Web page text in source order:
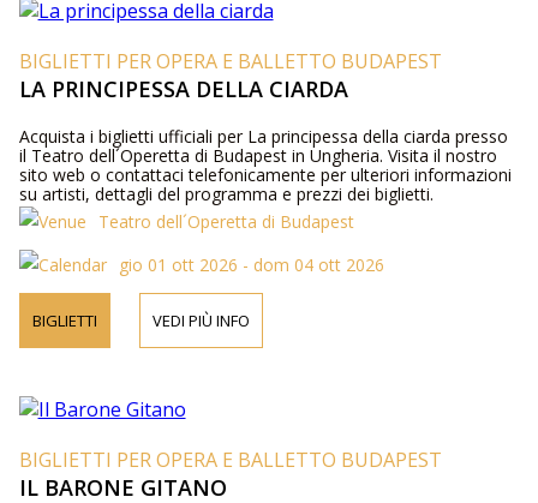
BIGLIETTI PER OPERA E BALLETTO BUDAPEST
LA PRINCIPESSA DELLA CIARDA
Acquista i biglietti ufficiali per La principessa della ciarda presso
il Teatro dell´Operetta di Budapest in Ungheria. Visita il nostro
sito web o contattaci telefonicamente per ulteriori informazioni
su artisti, dettagli del programma e prezzi dei biglietti.
Teatro dell´Operetta di Budapest
gio 01 ott 2026 - dom 04 ott 2026
BIGLIETTI VEDI PIÙ INFO
BIGLIETTI PER OPERA E BALLETTO BUDAPEST
IL BARONE GITANO